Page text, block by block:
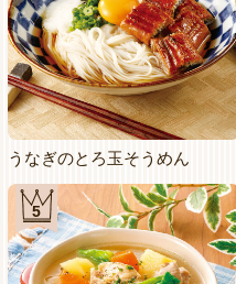
うなぎのとろ玉そうめん
5